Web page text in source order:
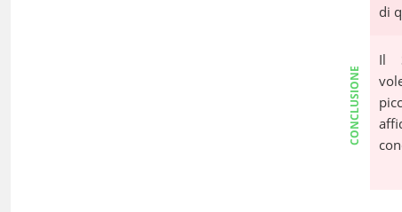
CONCLUSIONE
di
Il